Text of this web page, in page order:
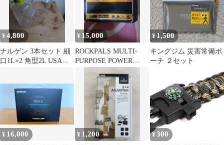
¥4,800
ナルゲン 3本セット 細
口1L×2 角型2L USA製
¥ 15,000
ROCKPALS MULTI-
PURPOSE POWER
¥1,500
キングジム 災害常備ポ
ーチ ２セット
¥ 16,000 ¥ 1,200 ¥ 300